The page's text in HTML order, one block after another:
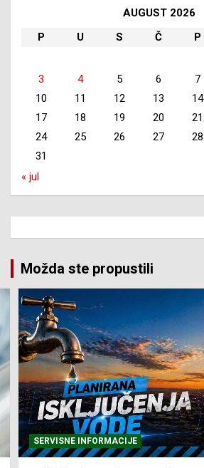
AUGUST 2026
P
U S Č P
3
4 5 6 7
10
11 12 13 14
17
18 19 20 21
24
25 26 27 28
31
« jul
Možda ste propustili
SERVISNE INFORMACIJE